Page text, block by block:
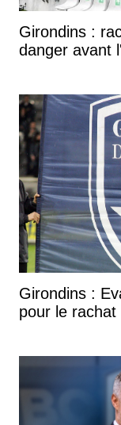
Girondins :
danger avant
Girondins :
pour le